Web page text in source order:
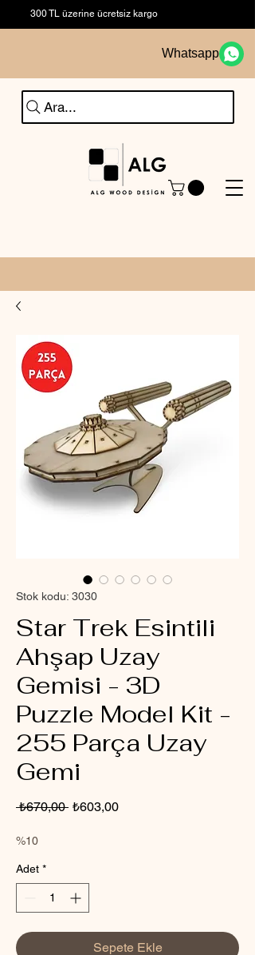
300 TL üzerine ücretsiz kargo
Ara...
Whatsapp
Stok kodu: 3030
Star Trek Esintili
Ahşap Uzay
Gemisi - 3D
Puzzle Model Kit -
255 Parça Uzay
Gemi
₺670,00 Normal
₺603,00İndirimli
%10
Adet *
Sepete Ekle